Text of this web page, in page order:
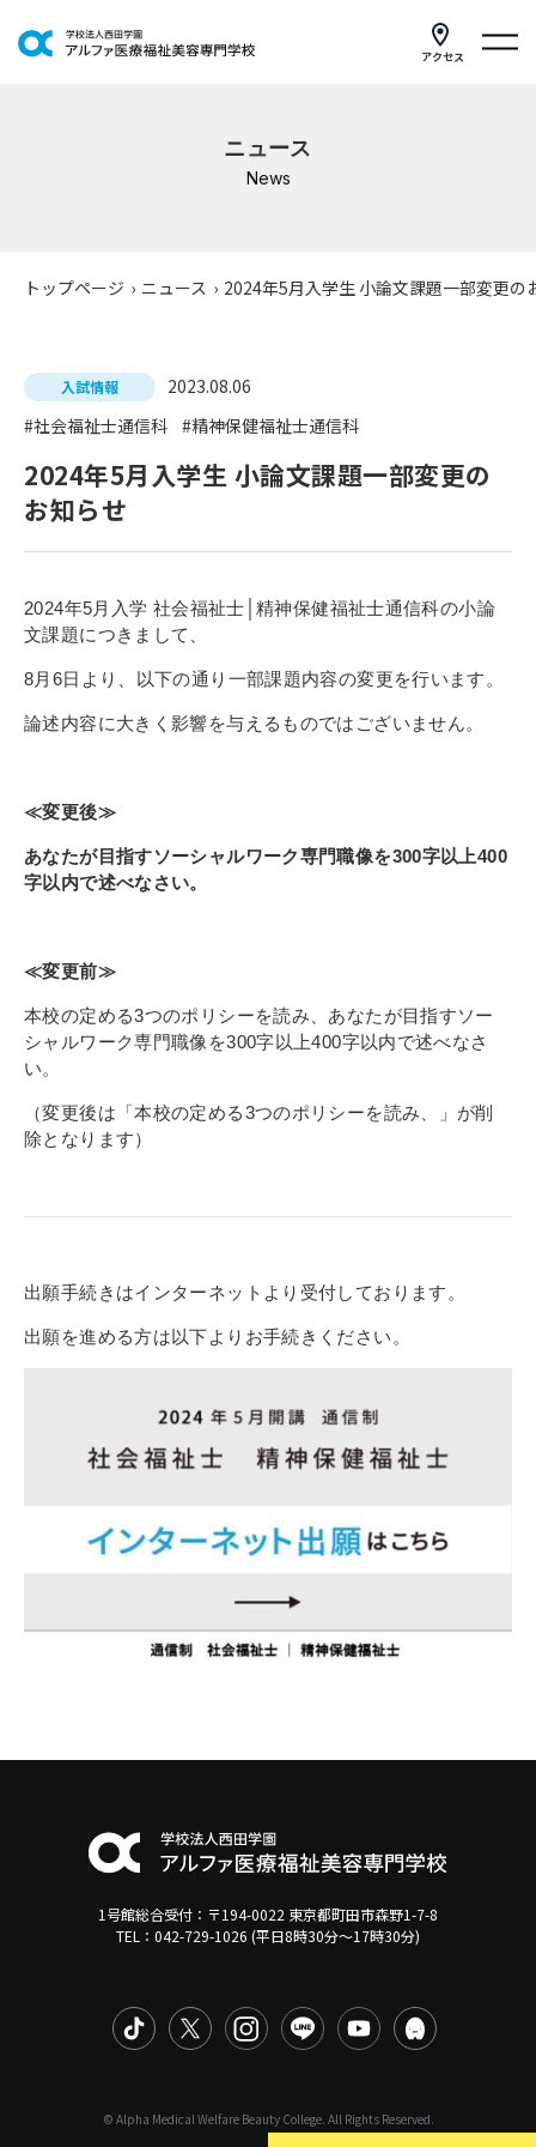
アクセス
就職支援
公共職業訓練
寄付金のご案内
よくあるご質問
在校生の皆さまへ
卒業生の皆さまへ
コラム
教職員採用情報
その他
個人情報の取り扱いについて
1号館総合受付：〒194-0022 東京都町田市森野1-7-8
TEL：042-729-1026 (平日8時30分〜17時30分)
ニュース
News
トップページ › ニュース › 2024年5月入学生 小論文課題一部変更の
入試情報
2023.08.06
#社会福祉士通信科 #精神保健福祉士通信科
2024年5月入学生 小論文課題一部変更の
お知らせ
2024年5月入学 社会福祉士│精神保健福祉士通信科の小論
文課題につきまして、
8月6日より、以下の通り一部課題内容の変更を行います。
論述内容に大きく影響を与えるものではございません。
≪変更後≫
あなたが目指すソーシャルワーク専門職像を300字以上400
字以内で述べなさい。
≪変更前≫
本校の定める3つのポリシーを読み、あなたが目指すソー
シャルワーク専門職像を300字以上400字以内で述べなさ
い。
（変更後は「本校の定める3つのポリシーを読み、」が削
除となります）
出願手続きはインターネットより受付しております。
出願を進める方は以下よりお手続きください。
1号館総合受付：〒194-0022 東京都町田市森野1-7-8
TEL：042-729-1026 (平日8時30分〜17時30分)
© Alpha Medical Welfare Beauty College. All Rights Reserved.